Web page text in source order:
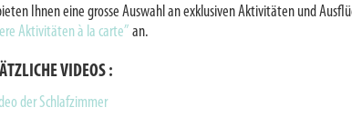
Ihnen eine grosse Auswahl an exklusiven Aktivitäten und
Aktivitäten à la carte”an.
VIDEOS :
der Schlafzimmer